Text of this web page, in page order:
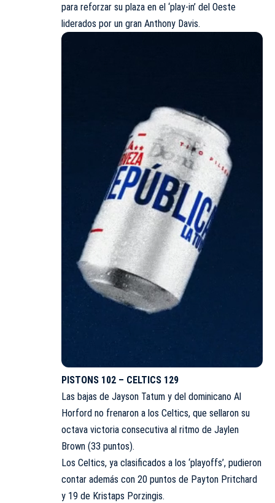
para reforzar su plaza en el ‘play-in’ del Oeste
liderados por un gran Anthony Davis.
PISTONS 102 – CELTICS 129
Las bajas de Jayson Tatum y del dominicano Al
Horford no frenaron a los Celtics, que sellaron su
octava victoria consecutiva al ritmo de Jaylen
Brown (33 puntos).
Los Celtics, ya clasificados a los ‘playoffs’, pudieron
contar además con 20 puntos de Payton Pritchard
y 19 de Kristaps Porzingis.